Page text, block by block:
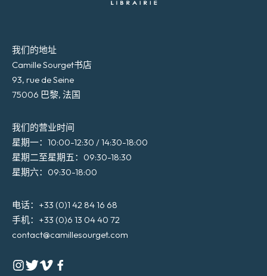
我们的地址
Camille Sourget书店
93, rue de Seine
75006 巴黎, 法国
我们的营业时间
星期一：10:00-12:30 / 14:30-18:00
星期二至星期五：09:30-18:30
星期六：09:30-18:00
电话：+33 (0)1 42 84 16 68
手机：+33 (0)6 13 04 40 72
contact@camillesourget.com